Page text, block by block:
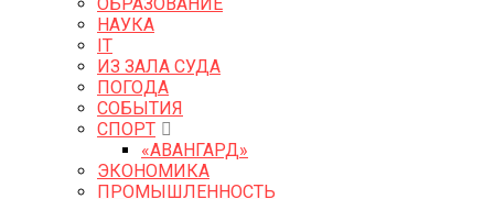
НАУКА
IT
ИЗ ЗАЛА СУДА
ПОГОДА
СОБЫТИЯ
СПОРТ
«АВАНГАРД»
ЭКОНОМИКА
ПРОМЫШЛЕННОСТЬ